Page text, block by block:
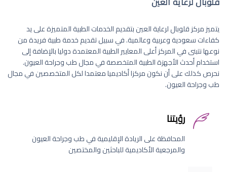
يتميز مركز قلوبال لرعاية العين بتقديم الخدمات الطبية المتميزة على يد
كفاءات سعودية وعربية وعالمية. في سبيل تقديم خدمة طبية فريدة من
نوعها نتبنى في المركز أعلى المعايير الطبية المعتمدة دوليا بالإضافة إلى
استخدام أحدث الأجهزة الطبية المتخصصة في مجال طب وجراحة العيون.
نحرص كذلك على أن نكون مركزا أكاديميا معتمدا لكل المتخصصين في مجال
طب وجراحة العيون.
رؤيتنا
المحافظة على الريادة الإقليمية في طب وجراحة العيون
والمرجعية الأكاديمية للباحثين والمختصين